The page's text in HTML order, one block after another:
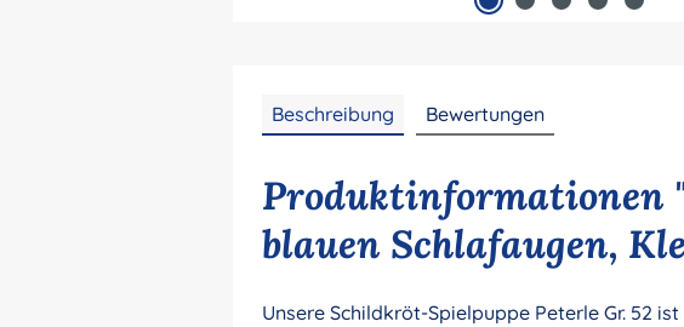
Beschreibung Bewertungen
Produktinformationen
blauen Schlafaugen,
Unsere Schildkröt-Spielpuppe Peterle Gr. 52